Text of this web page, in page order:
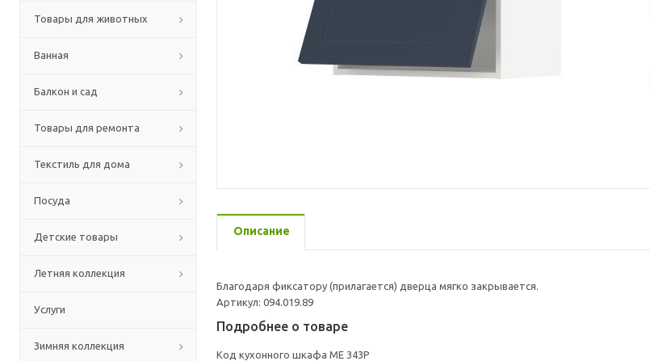
Товары для животных
Ванная
Балкон и сад
Товары для ремонта
Текстиль для дома
Посуда
Детские товары
Летняя коллекция
Услуги
Зимняя коллекция
Описание
Благодаря фиксатору (прилагается) дверца мягко закрывается.
Артикул: 094.019.89
Подробнее о товаре
Код кухонного шкафа ME 343P